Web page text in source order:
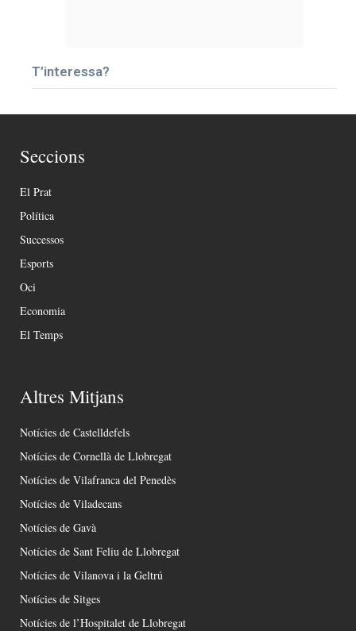
T’interessa?
Seccions
El Prat
Política
Successos
Esports
Oci
Economia
El Temps
Altres Mitjans
Notícies de Castelldefels
Notícies de Cornellà de Llobregat
Notícies de Vilafranca del Penedès
Notícies de Viladecans
Notícies de Gavà
Notícies de Sant Feliu de Llobregat
Notícies de Vilanova i la Geltrú
Notícies de Sitges
Notícies de l’Hospitalet de Llobregat